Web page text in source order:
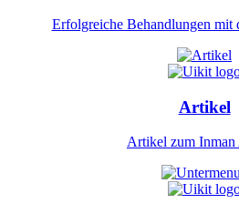
Erfolgreiche Behandlungen mit
Artikel
Artikel zum